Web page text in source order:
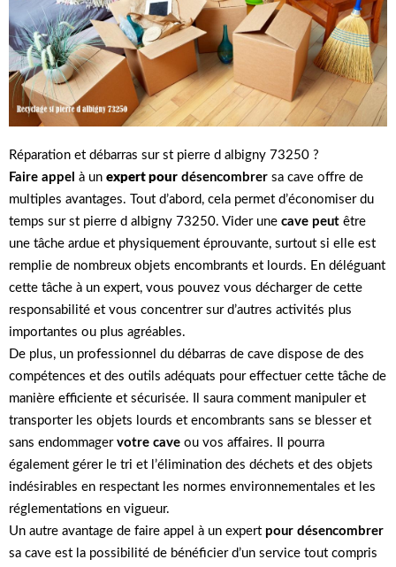
Réparation et débarras sur st pierre d albigny 73250 ?
Faire appel à un expert pour désencombrer sa cave offre de
multiples avantages. Tout d’abord, cela permet d’économiser du
temps sur st pierre d albigny 73250. Vider une cave peut être
une tâche ardue et physiquement éprouvante, surtout si elle est
remplie de nombreux objets encombrants et lourds. En déléguant
cette tâche à un expert, vous pouvez vous décharger de cette
responsabilité et vous concentrer sur d’autres activités plus
importantes ou plus agréables.
De plus, un professionnel du débarras de cave dispose de des
compétences et des outils adéquats pour effectuer cette tâche de
manière efficiente et sécurisée. Il saura comment manipuler et
transporter les objets lourds et encombrants sans se blesser et
sans endommager votre cave ou vos affaires. Il pourra
également gérer le tri et l’élimination des déchets et des objets
indésirables en respectant les normes environnementales et les
réglementations en vigueur.
Un autre avantage de faire appel à un expert pour désencombrer
sa cave est la possibilité de bénéficier d’un service tout compris